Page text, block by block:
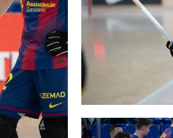
FC Barcelona club badge